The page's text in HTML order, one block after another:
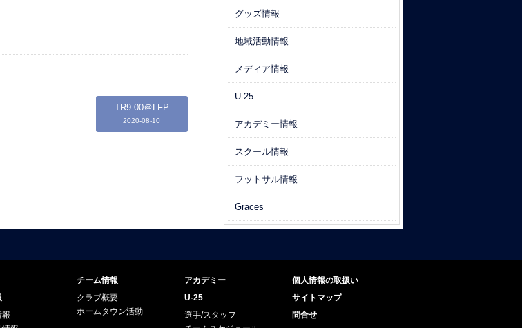
TR9:00＠LFP
2020-08-10
グッズ情報
地域活動情報
メディア情報
U-25
アカデミー情報
スクール情報
フットサル情報
Graces
報
チーム情報
クラブ概要
ホームタウン活動
アカデミー
U-25
選手/スタッフ
個人情報の取扱い
サイトマップ
問合せ